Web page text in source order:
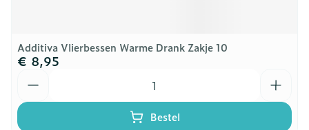
Additiva Vlierbessen Warme Drank Zakje 10
€ 8,95
Bestel